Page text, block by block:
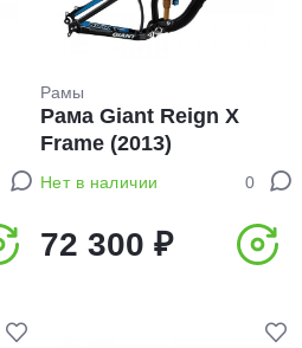
Рамы
Рама Giant Reign X
Frame (2013)
Нет в наличии 0
72 300 ₽